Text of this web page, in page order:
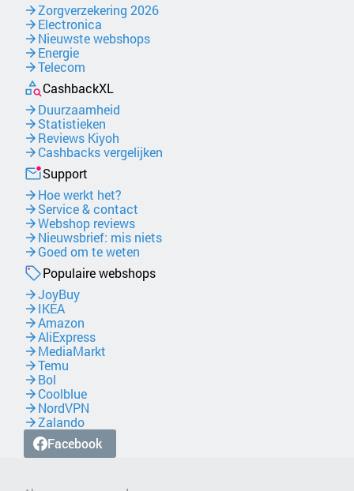
Zorgverzekering 2026
Electronica
Nieuwste webshops
Energie
Telecom
CashbackXL
Duurzaamheid
Statistieken
Reviews Kiyoh
Cashbacks vergelijken
Support
Hoe werkt het?
Service & contact
Webshop reviews
Nieuwsbrief: mis niets
Goed om te weten
Populaire webshops
JoyBuy
IKEA
Amazon
AliExpress
MediaMarkt
Temu
Bol
Coolblue
NordVPN
Zalando
Facebook